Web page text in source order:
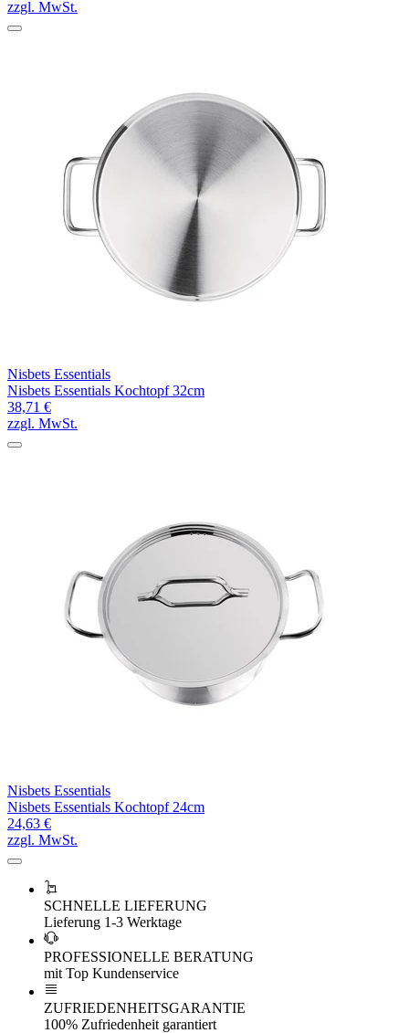
zzgl. MwSt.
Nisbets Essentials
Nisbets Essentials Kochtopf 32cm
38,71 €
zzgl. MwSt.
Nisbets Essentials
Nisbets Essentials Kochtopf 24cm
24,63 €
zzgl. MwSt.
SCHNELLE LIEFERUNG
Lieferung 1-3 Werktage
PROFESSIONELLE BERATUNG
mit Top Kundenservice
ZUFRIEDENHEITSGARANTIE
100% Zufriedenheit garantiert